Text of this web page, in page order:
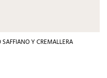
Y CREMALLERA